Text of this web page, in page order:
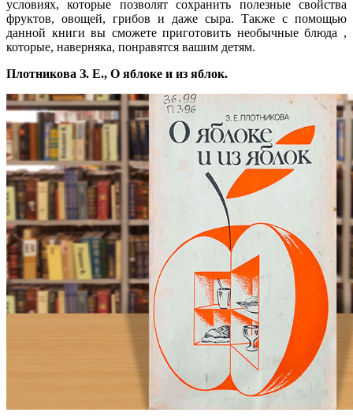
условиях, которые позволят сохранить полезные свойства
фруктов, овощей, грибов и даже сыра. Также с помощью
данной книги вы сможете приготовить необычные блюда ,
которые, наверняка, понравятся вашим детям.
Плотникова З. Е., О яблоке и из яблок.